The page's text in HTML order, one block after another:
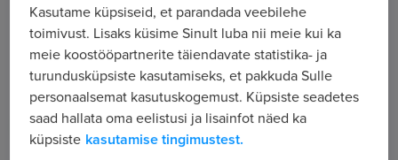
Kõik tööpakkumised
Tööpakkuja tutvustus
4
Töötajate arv
Kasutame küpsiseid, et parandada veebilehe
toimivust. Lisaks küsime Sinult luba nii meie kui ka
meie koostööpartnerite täiendavate statistika- ja
turundusküpsiste kasutamiseks, et pakkuda Sulle
personaalsemat kasutuskogemust. Küpsiste seadetes
saad hallata oma eelistusi ja lisainfot näed ka
küpsiste kasutamise tingimustest.